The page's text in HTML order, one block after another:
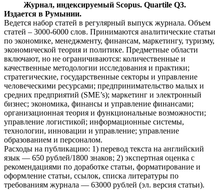
Журнал, индексируемый Scopus. Quartile Q3.
Издается в Румынии.
Ведется набор статей в регулярный выпуск журнала. Объем
статей – 3000-6000 слов. Принимаются аналитические статьи
по экономике, менеджменту, финансам, маркетингу, туризму,
экономической теория и политике. Предметные области
включают, но не ограничиваются: количественные и
качественные методологии исследования и практики;
стратегические, государственные секторы и управление
человеческими ресурсами; предпринимательство малых и
средних предприятий (SME’s); маркетинг и электронный
бизнес; экономика, финансы и управление финансами;
организационная теория и функциональные возможности;
управление логистикой; информационные системы,
технологии, инновации и управление; управление
образованием и персоналом.
Расходы на публикацию: 1) перевод текста на английский
язык — 650 рублей/1800 знаков; 2) экспертная оценка с
рекомендациями по доработке статьи, форматирование и
оформление статьи, ссылок, списка литературы по
требованиям журнала — 63000 рублей (эл. версия статьи).